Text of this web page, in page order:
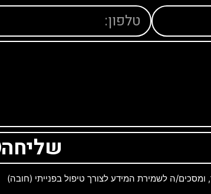
שליחה
ה לשמירת המידע לצורך טיפול בפנייתי (חובה)